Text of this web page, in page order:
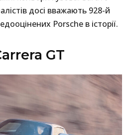
досі вважають 928-й
Porsche в історії.
GT